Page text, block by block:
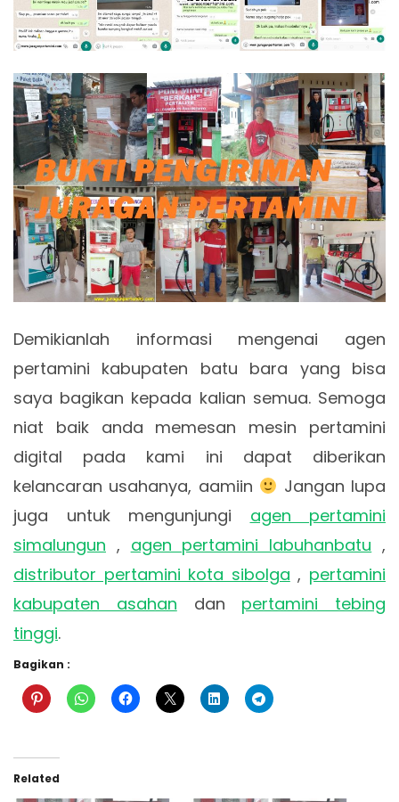
Demikianlah informasi mengenai agen
pertamini kabupaten batu bara yang bisa
saya bagikan kepada kalian semua. Semoga
niat baik anda memesan mesin pertamini
digital pada kami ini dapat diberikan
kelancaran usahanya, aamiin
Jangan lupa
juga untuk mengunjungi agen pertamini
simalungun , agen pertamini labuhanbatu ,
distributor pertamini kota sibolga , pertamini
kabupaten asahan dan pertamini tebing
tinggi.
Bagikan :
Related